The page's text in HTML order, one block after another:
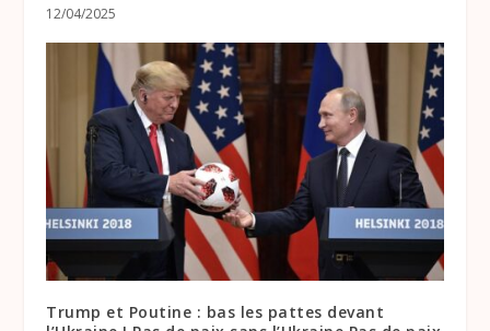
12/04/2025
Trump et Poutine : bas les pattes devant